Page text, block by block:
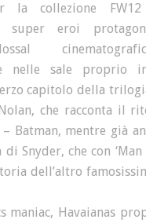
la collezione FW12
super eroi
nelle sale proprio
capitolo della
che racconta il
Batman, mentre già
Snyder, che con ‘Man
dell’altro
maniac, Havaianas